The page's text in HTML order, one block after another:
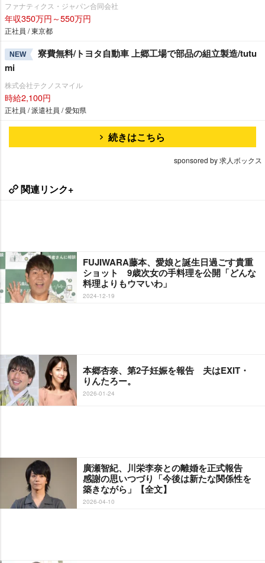
ファナティクス・ジャパン合同会社
年収350万円～550万円
正社員 / 東京都
NEW
寮費無料/トヨタ自動車 上郷工場で部品の組立製造/tutu
mi
株式会社テクノスマイル
時給2,100円
正社員 / 派遣社員 / 愛知県
続きはこちら
sponsored by 求人ボックス
関連リンク+
FUJIWARA藤本、愛娘と誕生日過ごす貴重
ショット 9歳次女の手料理を公開「どんな
料理よりもウマいわ」
2024-12-19
本郷杏奈、第2子妊娠を報告 夫はEXIT・
りんたろー。
2026-01-24
廣瀬智紀、川栄李奈との離婚を正式報告
感謝の思いつづり「今後は新たな関係性を
築きながら」【全文】
2026-04-10